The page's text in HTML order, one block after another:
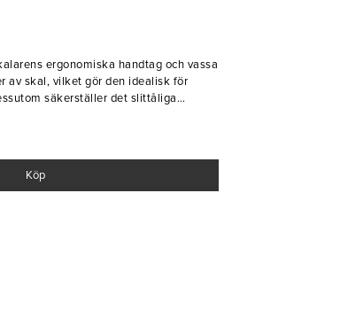
ergonomiska handtag och vassa
av skal, vilket gör den idealisk för
säkerställer det slittåliga
Köp